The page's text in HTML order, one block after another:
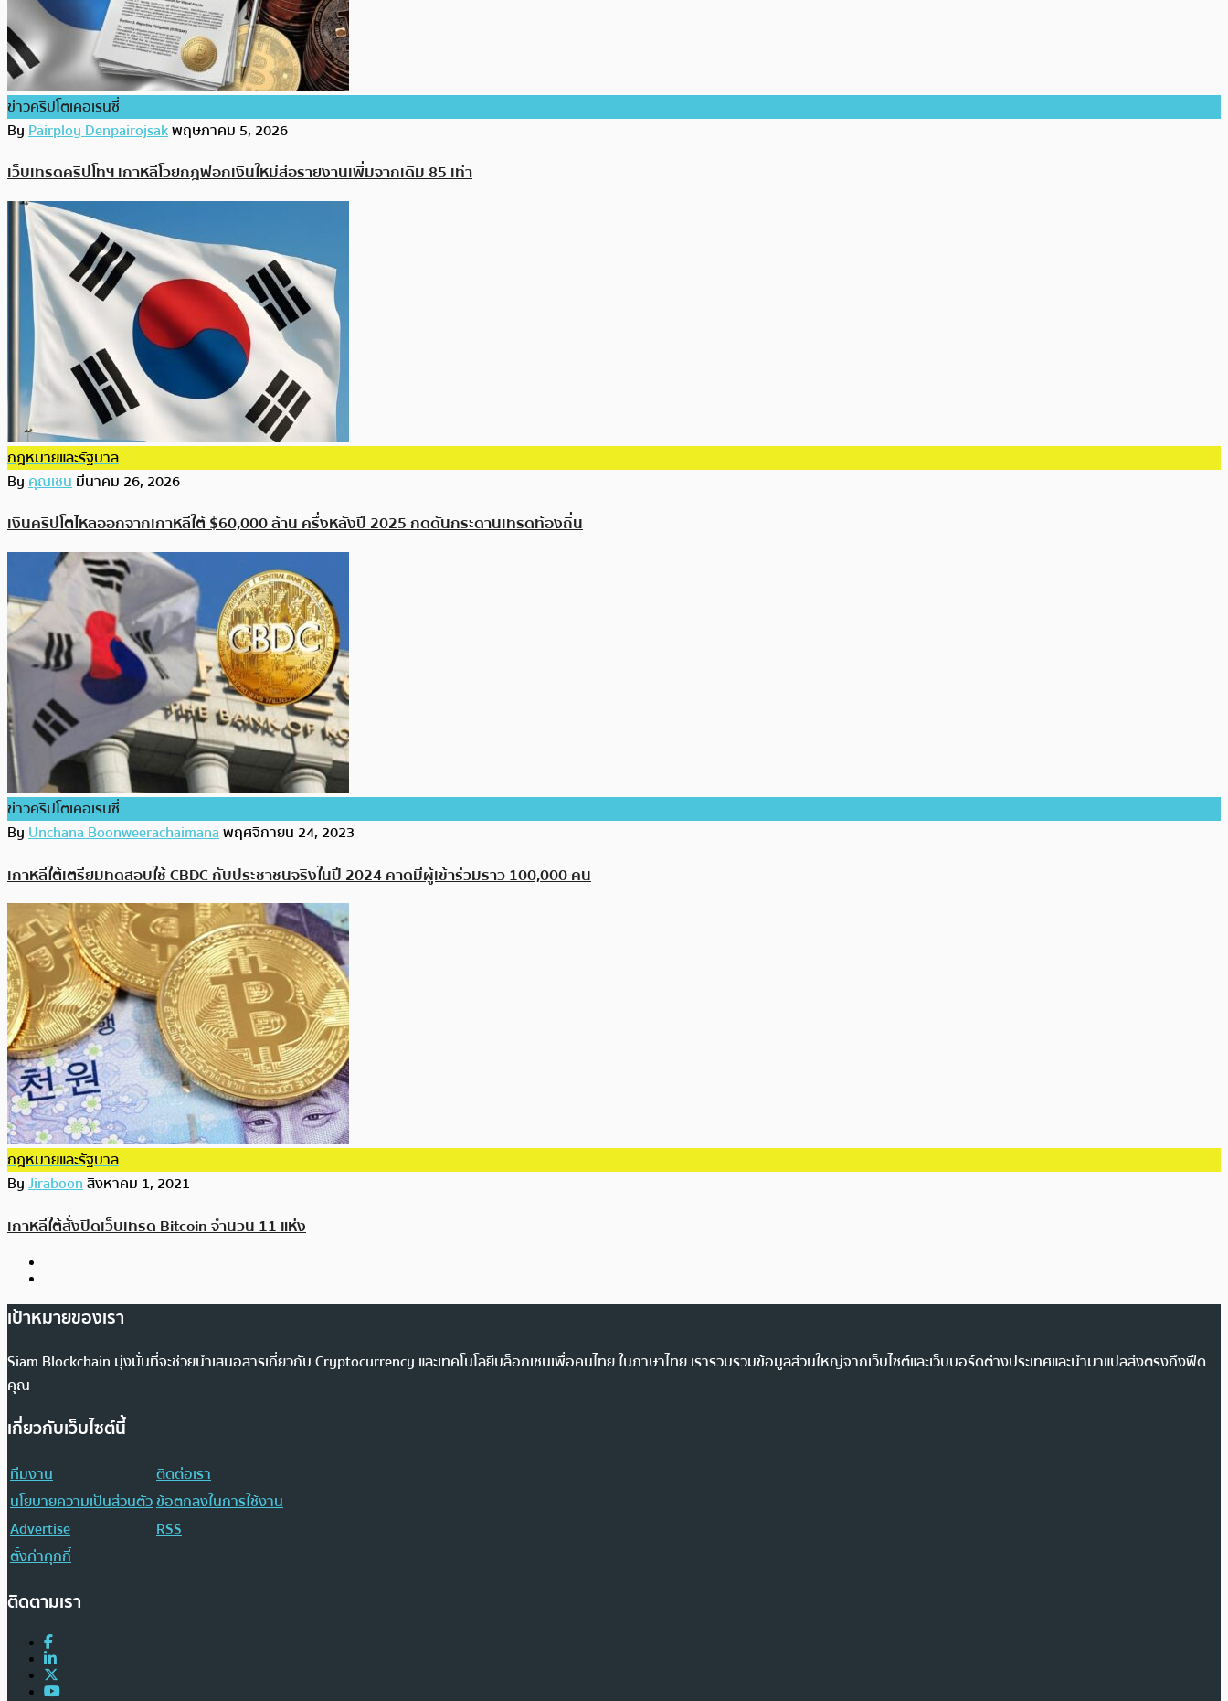
ข่าวคริปโตเคอเรนซี่
ByPairploy Denpairojsakพฤษภาคม 5, 2026
เว็บเทรดคริปโทฯ เกาหลีโวยกฎฟอกเงินใหม่ส่อรายงานเพิ่มจากเดิม 85 เท่า
กฎหมายและรัฐบาล
Byคุณเชนมีนาคม 26, 2026
เงินคริปโตไหลออกจากเกาหลีใต้ $60,000 ล้าน ครึ่งหลังปี 2025 กดดันกระดานเทรดท้องถิ่น
ข่าวคริปโตเคอเรนซี่
ByUnchana Boonweerachaimanaพฤศจิกายน 24, 2023
เกาหลีใต้เตรียมทดสอบใช้ CBDC กับประชาชนจริงในปี 2024 คาดมีผู้เข้าร่วมราว 100,000 คน
กฎหมายและรัฐบาล
ByJiraboonสิงหาคม 1, 2021
เกาหลีใต้สั่งปิดเว็บเทรด Bitcoin จำนวน 11 แห่ง
เป้าหมายของเรา
Siam Blockchain มุ่งมั่นที่จะช่วยนำเสนอสารเกี่ยวกับ Cryptocurrency และเทคโนโลยีบล็อกเชนเพื่อคนไทย ในภาษาไทย เรารวบรวมข้อมูลส่วนใหญ่จากเว็บไซต์และเว็บบอร์ดต่างประเทศและนำมาแปลส่งตรงถึงฟีด
คุณ
เกี่ยวกับเว็บไซต์นี้
ทีมงาน
ติดต่อเรา
นโยบายความเป็นส่วนตัวข้อตกลงในการใช้งาน
Advertise
RSS
ตั้งค่าคุกกี้
ติดตามเรา